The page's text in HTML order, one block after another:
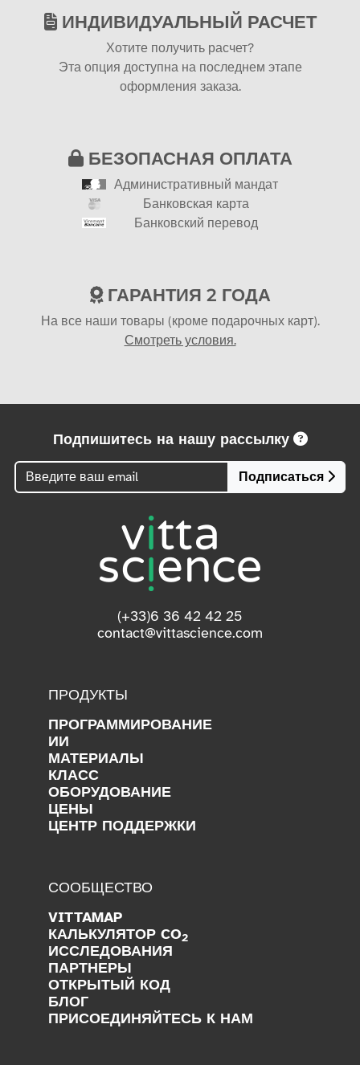
ИНДИВИДУАЛЬНЫЙ РАСЧЕТ
Хотите получить расчет?
Эта опция доступна на последнем этапе
оформления заказа.
БЕЗОПАСНАЯ ОПЛАТА
Административный мандат
Банковская карта
Банковский перевод
ГАРАНТИЯ 2 ГОДА
На все наши товары (кроме подарочных карт).
Смотреть условия.
Подпишитесь на нашу рассылку
Подписаться
(+33)6 36 42 42 25
contact@vittascience.com
ПРОДУКТЫ
ПРОГРАММИРОВАНИЕ
ИИ
МАТЕРИАЛЫ
КЛАСС
ОБОРУДОВАНИЕ
ЦЕНЫ
ЦЕНТР ПОДДЕРЖКИ
СООБЩЕСТВО
VITTAMAP
КАЛЬКУЛЯТОР CO2
ИССЛЕДОВАНИЯ
ПАРТНЕРЫ
ОТКРЫТЫЙ КОД
БЛОГ
ПРИСОЕДИНЯЙТЕСЬ К НАМ